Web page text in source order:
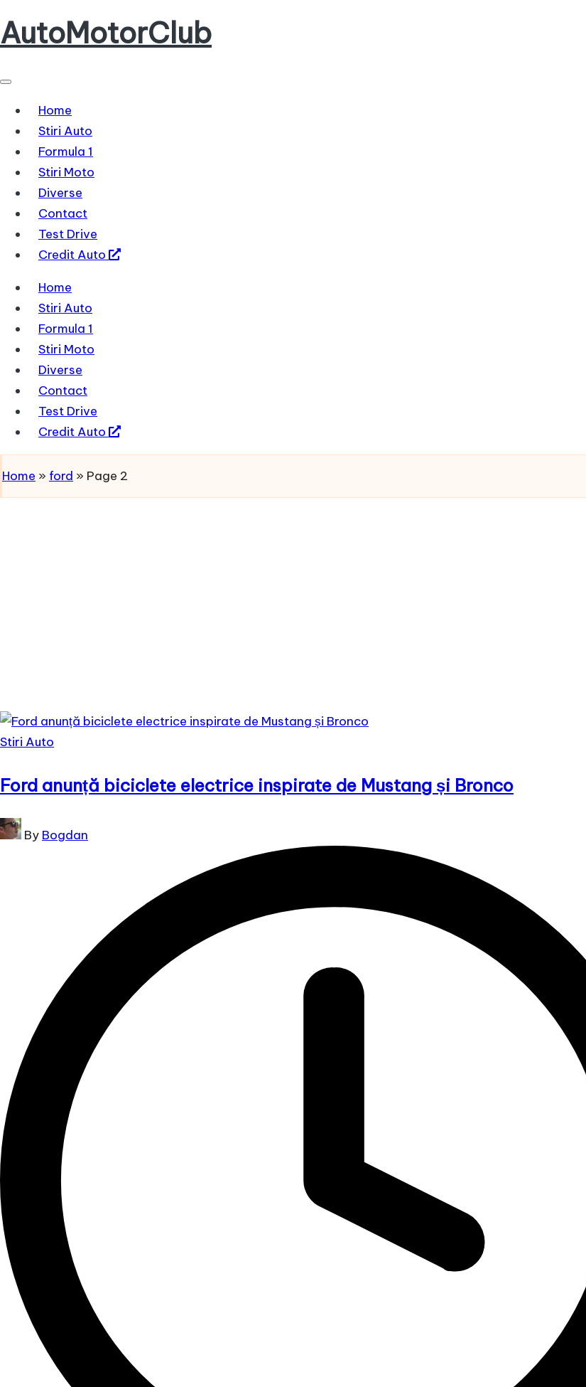
Skip
to
AutoMotorClub
despre
pasionatii
Home
Stiri Auto
Formula 1
Stiri Moto
Diverse
Contact
Test Drive
Credit Auto
Home
Stiri Auto
Formula 1
Stiri Moto
Diverse
Contact
Test Drive
Credit Auto
Home » ford » Page 2
Posted
Stiri Auto
Ford anunță biciclete electrice inspirate de Mustang și Bronco
PostedBy Bogdan